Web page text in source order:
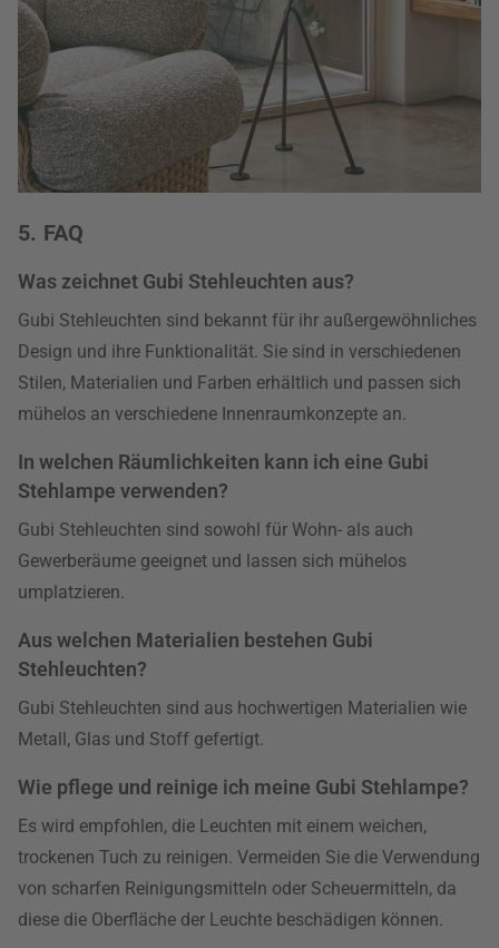
5. FAQ
Was zeichnet Gubi Stehleuchten aus?
Gubi Stehleuchten sind bekannt für ihr außergewöhnliches
Design und ihre Funktionalität. Sie sind in verschiedenen
Stilen, Materialien und Farben erhältlich und passen sich
mühelos an verschiedene Innenraumkonzepte an.
In welchen Räumlichkeiten kann ich eine Gubi
Stehlampe verwenden?
Gubi Stehleuchten sind sowohl für Wohn- als auch
Gewerberäume geeignet und lassen sich mühelos
umplatzieren.
Aus welchen Materialien bestehen Gubi
Stehleuchten?
Gubi Stehleuchten sind aus hochwertigen Materialien wie
Metall, Glas und Stoff gefertigt.
Wie pflege und reinige ich meine Gubi Stehlampe?
Es wird empfohlen, die Leuchten mit einem weichen,
trockenen Tuch zu reinigen. Vermeiden Sie die Verwendung
von scharfen Reinigungsmitteln oder Scheuermitteln, da
diese die Oberfläche der Leuchte beschädigen können.